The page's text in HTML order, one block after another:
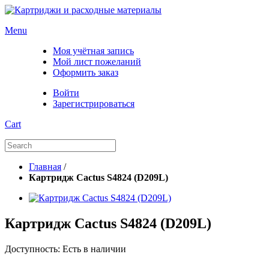
Menu
Моя учётная запись
Мой лист пожеланий
Оформить заказ
Войти
Зарегистрироваться
Cart
Главная /
Картридж Cactus S4824 (D209L)
Картридж Cactus S4824 (D209L)
Доступность: Есть в наличии